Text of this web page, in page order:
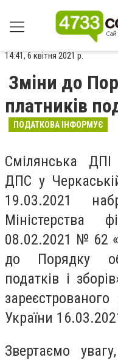
14:41, 6 квітня 2021 р.
Зміни до
платників
ПОДАТКОВА ІНФОРМУЄ
Смілянська ДПІ
ДПС у
19.03.2021
Міністерства
08.02.2021 № 62
до Порядку
податків і
України
Звертаємо